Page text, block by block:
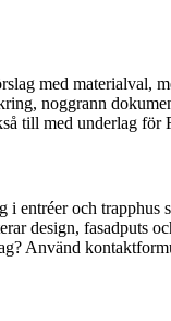
med materialval,
noggrann
till med underlag
entréer och
design, fasadputs
Använd